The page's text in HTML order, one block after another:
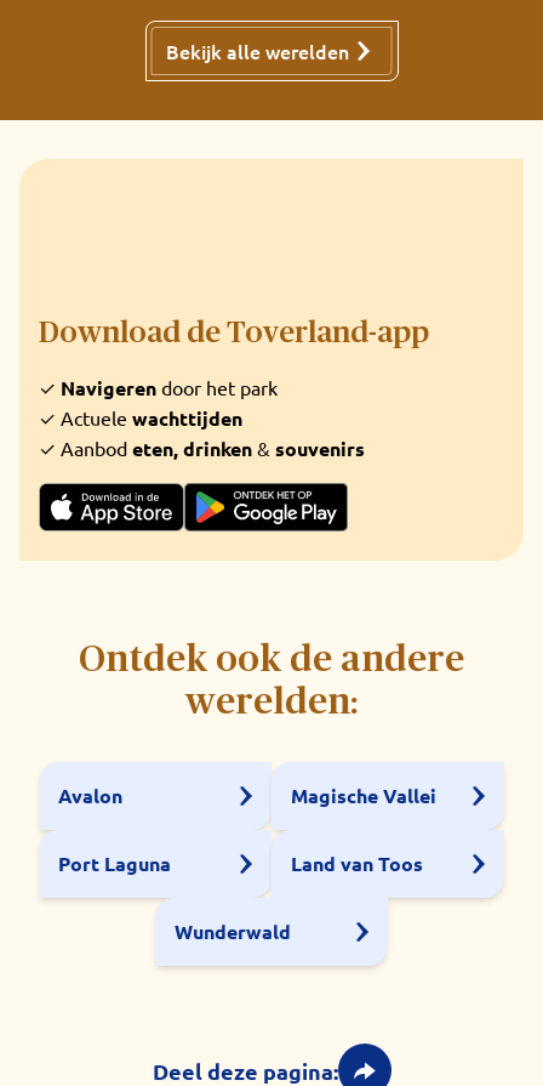
Bekijk alle werelden
Download de Toverland-app
✓ Navigeren door het park
✓ Actuele wachttijden
✓ Aanbod eten, drinken & souvenirs
Ontdek ook de andere
werelden:
Avalon Magische Vallei
Port Laguna Land van Toos
Wunderwald
Deel deze pagina: